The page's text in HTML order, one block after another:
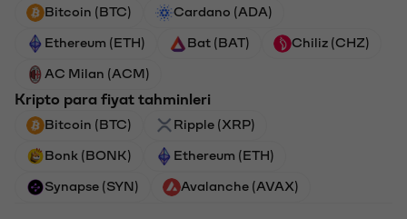
Bitcoin (BTC) Cardano (ADA)
Ethereum (ETH) Bat (BAT) Chiliz (CHZ)
AC Milan (ACM)
Kripto para fiyat tahminleri
Bitcoin (BTC) Ripple (XRP)
Bonk (BONK) Ethereum (ETH)
Synapse (SYN) Avalanche (AVAX)